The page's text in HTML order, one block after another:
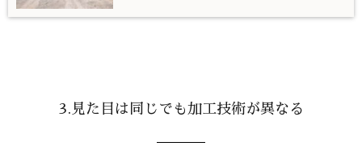
3.見た目は同じでも加工技術が異なる